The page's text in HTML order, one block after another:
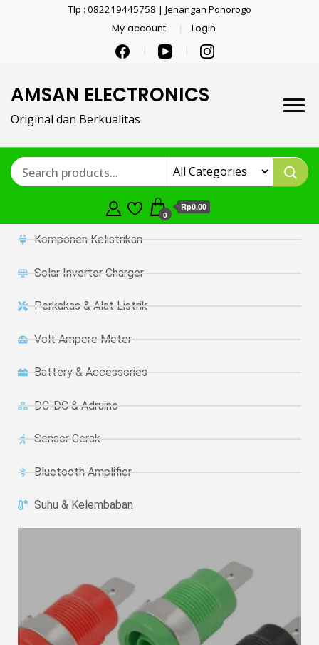
Tlp : 082219445758 | Jenangan Ponorogo
My account Login
AMSAN ELECTRONICS
Original dan Berkualitas
0
Rp0.00
Komponen Kelistrikan
Solar Inverter Charger
Perkakas & Alat Listrik
Volt Ampere Meter
Battery & Accessories
DC-DC & Adruino
Sensor Gerak
Bluetooth Amplifier
Suhu & Kelembaban